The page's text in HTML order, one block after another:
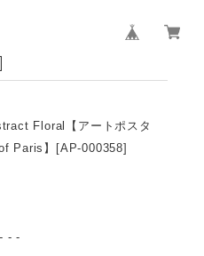
Floral【アートポスタ
Paris】[AP-000358]
- -